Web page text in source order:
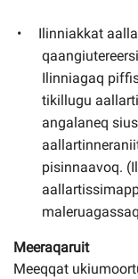
Ilinniakkat
Ilinniagaq
tikillugu
angalaneq
pisinnaavoq.
Meeraqaruit
Meeqqat